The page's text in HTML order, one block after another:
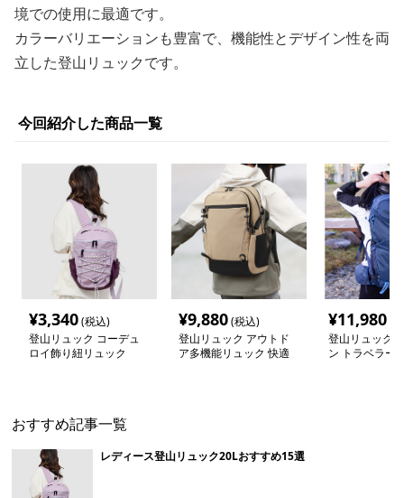
境での使用に最適です。
カラーバリエーションも豊富で、機能性とデザイン性を両
立した登山リュックです。
今回紹介した商品一覧
¥3,340(税込)
登山リュック コーデュ
ロイ飾り紐リュック
¥9,880(税込)
登山リュック アウトド
ア多機能リュック 快適
¥11,980
登山リュック
ン トラベラー
おすすめ記事一覧
レディース登山リュック20Lおすすめ15選